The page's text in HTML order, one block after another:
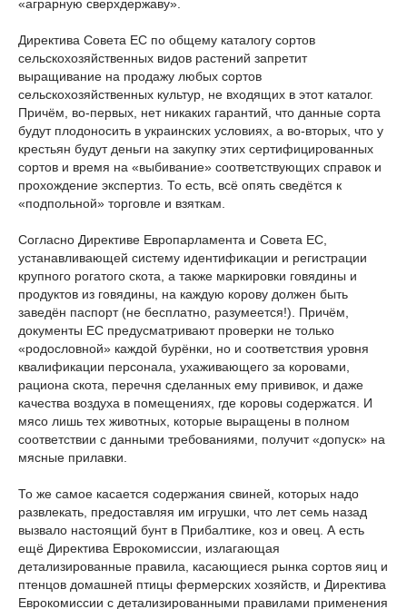
«аграрную сверхдержаву».
Директива Совета EC по общему каталогу сортов
сельскохозяйственных видов растений запретит
выращивание на продажу любых сортов
сельскохозяйственных культур, не входящих в этот каталог.
Причём, во-первых, нет никаких гарантий, что данные сорта
будут плодоносить в украинских условиях, а во-вторых, что у
крестьян будут деньги на закупку этих сертифицированных
сортов и время на «выбивание» соответствующих справок и
прохождение экспертиз. То есть, всё опять сведётся к
«подпольной» торговле и взяткам.
Согласно Директиве Европарламента и Совета ЕС,
устанавливающей систему идентификации и регистрации
крупного рогатого скота, а также маркировки говядины и
продуктов из говядины, на каждую корову должен быть
заведён паспорт (не бесплатно, разумеется!). Причём,
документы ЕС предусматривают проверки не только
«родословной» каждой бурёнки, но и соответствия уровня
квалификации персонала, ухаживающего за коровами,
рациона скота, перечня сделанных ему прививок, и даже
качества воздуха в помещениях, где коровы содержатся. И
мясо лишь тех животных, которые выращены в полном
соответствии с данными требованиями, получит «допуск» на
мясные прилавки.
То же самое касается содержания свиней, которых надо
развлекать, предоставляя им игрушки, что лет семь назад
вызвало настоящий бунт в Прибалтике, коз и овец. А есть
ещё Директива Еврокомиссии, излагающая
детализированные правила, касающиеся рынка сортов яиц и
птенцов домашней птицы фермерских хозяйств, и Директива
Еврокомиссии с детализированными правилами применения